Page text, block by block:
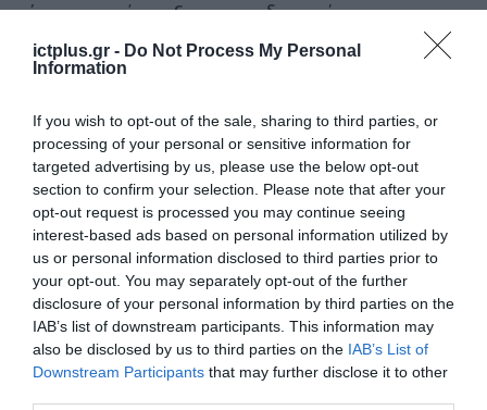
ictplus.gr - Do Not Process My Personal
Information
If you wish to opt-out of the sale, sharing to third parties, or
processing of your personal or sensitive information for
targeted advertising by us, please use the below opt-out
section to confirm your selection. Please note that after your
opt-out request is processed you may continue seeing
interest-based ads based on personal information utilized by
us or personal information disclosed to third parties prior to
your opt-out. You may separately opt-out of the further
disclosure of your personal information by third parties on the
IAB’s list of downstream participants. This information may
also be disclosed by us to third parties on the IAB’s List of
Downstream Participants that may further disclose it to other
μήνες, η ανάπτυξη και οι δοκιμές της
βρίσκονται σε εξέλιξη στο αεροδρόμιο
Václav Havel της Πράγας, όπου το σύστημα
είναι συνδεδεμένο με ζωντανά
επιχειρησιακά δεδομένα, συστήματα
επικοινωνιών και υποδομές επιτήρησης. Η
διαδικασία αυτή έχει επιτρέψει την
επαλήθευση της ενσωμάτωσης με
συστήματα ATM, τη λειτουργία με
πραγματική εναέρια κυκλοφορία, την
παρακολούθηση με υποστήριξη τεχνητής
νοημοσύνης, καθώς και τη λειτουργία σε